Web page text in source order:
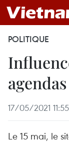
POLITIQUE
17/05/2021 11:55
Le 15 mai, le